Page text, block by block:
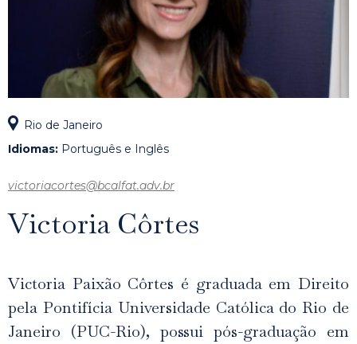
Rio de Janeiro
Idiomas: Português e Inglês
victoriacortes@bcalfat.adv.br
Victoria Côrtes
Victoria Paixão Côrtes é graduada em Direito
pela Pontifícia Universidade Católica do Rio de
Janeiro (PUC-Rio), possui pós-graduação em